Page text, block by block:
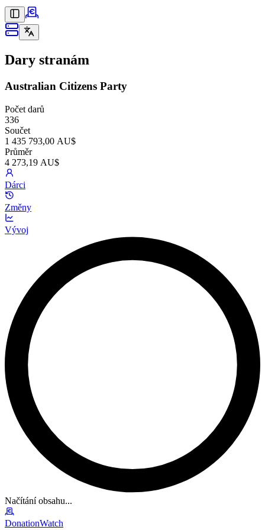
Dary stranám
Australian Citizens Party
Počet darů
336
Součet
1 435 793,00 AU$
Průměr
4 273,19 AU$
Dárci
Změny
Vývoj
Načítání obsahu...
DonationWatch